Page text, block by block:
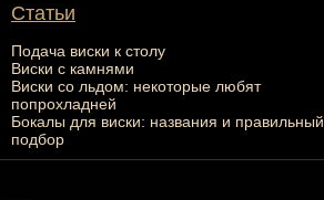
Статьи
Подача виски к столу
Виски с камнями
Виски со льдом: некоторые любят
попрохладней
Бокалы для виски: названия и правильный
подбор